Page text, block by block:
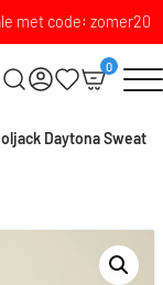
met code: zomer20
0
Daytona Sweat